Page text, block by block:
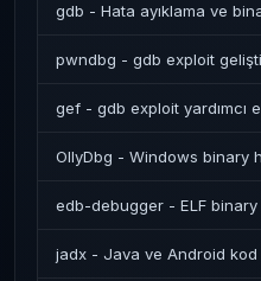
gdb - Hata ayıklama ve
pwndbg - gdb exploit
gef - gdb exploit yardımcı
OllyDbg - Windows binary
edb-debugger - ELF binary
jadx - Java ve Android kod